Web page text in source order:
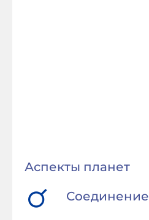
Аспекты планет
Соединение